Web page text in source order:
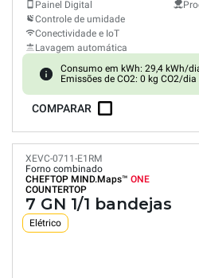
Painel Digital
Controle de umidade
Conectividade e IoT
Lavagem automática
Consumo em kWh: 29,4 kWh/
Emissões de CO2: 0 kg CO2/dia
COMPARAR
XEVC-0711-E1RM
Forno combinado
CHEFTOP MIND.Maps™ ONE
COUNTERTOP
7 GN 1/1 bandejas
Elétrico